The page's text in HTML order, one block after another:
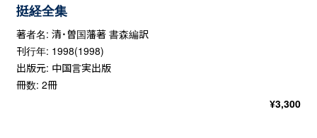
挺経全集
著者名: 清・曽国藩著 書森編訳
刊行年: 1998(1998)
出版元: 中国言実出版
冊数: 2冊
¥3,300